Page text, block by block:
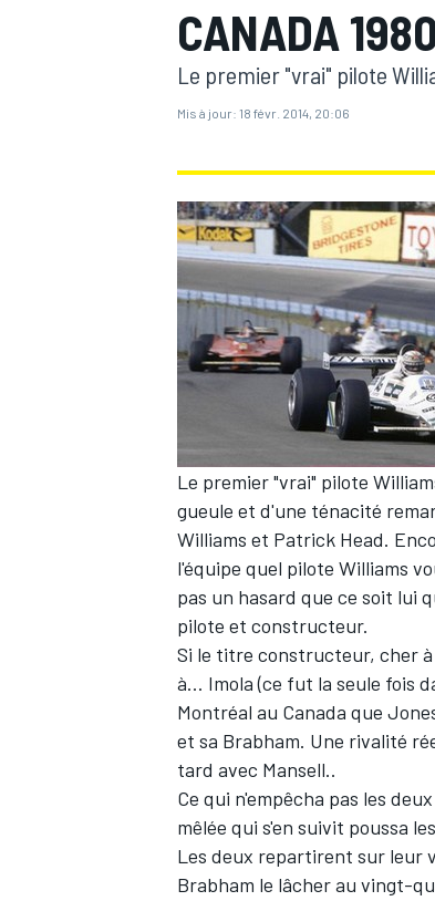
MOTOGP
WRC
WEC
CANADA
Le premier "vrai" pilote
Mis à jour: 18 févr. 2014, 20:06
Le premier "vrai" pilote
gueule et d'une ténacité
Williams et Patrick Head.
l'équipe quel pilote Williams
pas un hasard que ce soit lui
pilote et constructeur.
Si le titre constructeur, cher
à... Imola (ce fut la seule fois
Montréal au Canada que
et sa Brabham. Une rivalité
tard avec Mansell..
Ce qui n'empêcha pas les
mêlée qui s'en suivit poussa
Les deux repartirent sur leur
Brabham le lâcher au vingt-